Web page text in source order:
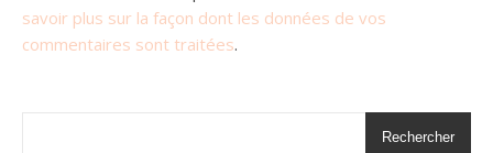
savoir plus sur la façon dont les données de vos
commentaires sont traitées.
Rechercher